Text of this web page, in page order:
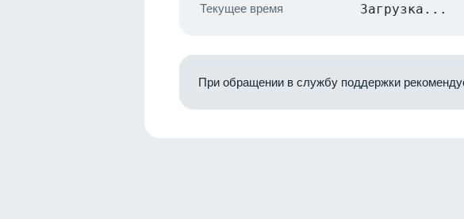
Текущее время Загрузка...
При обращении в службу поддержки